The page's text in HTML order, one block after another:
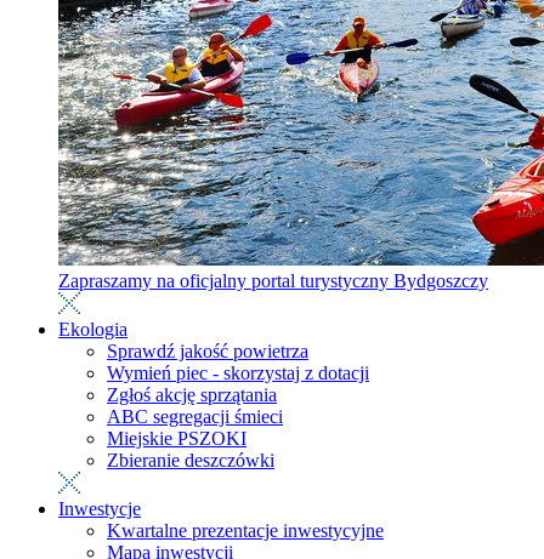
Zapraszamy na oficjalny portal turystyczny Bydgoszczy
Ekologia
Sprawdź jakość powietrza
Wymień piec - skorzystaj z dotacji
Zgłoś akcję sprzątania
ABC segregacji śmieci
Miejskie PSZOKI
Zbieranie deszczówki
Inwestycje
Kwartalne prezentacje inwestycyjne
Mapa inwestycji